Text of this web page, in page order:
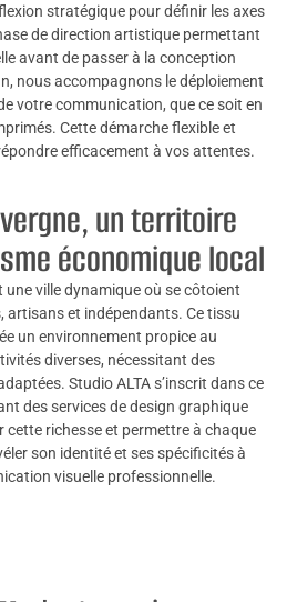
stratégique pour définir les axes
de direction artistique permettant
avant de passer à la conception
nous accompagnons le déploiement
votre communication, que ce soit en
Cette démarche flexible et
efficacement à vos attentes.
un territoire
économique local
une ville dynamique où se côtoient
artisans et indépendants. Ce tissu
un environnement propice au
diverses, nécessitant des
Studio ALTA s’inscrit dans ce
des services de design graphique
cette richesse et permettre à chaque
son identité et ses spécificités à
visuelle professionnelle.